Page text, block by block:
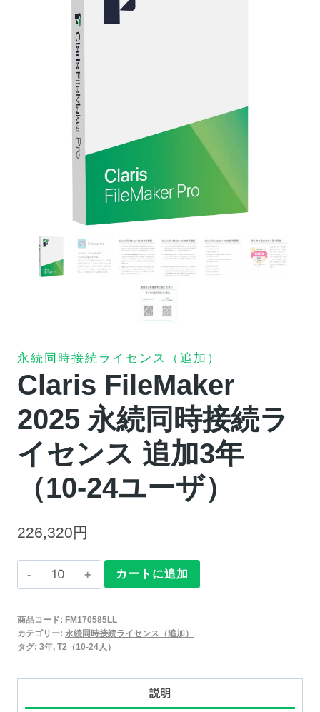
永続同時接続ライセンス（追加）
Claris FileMaker
2025 永続同時接続ラ
イセンス 追加3年
（10-24ユーザ）
226,320円
Claris
FileMaker
永
続
接
カートに追加
商品コード: FM170585LL
カテゴリー: 永続同時接続ライセンス（追加）
タグ: 3年, T2（10-24人）
説明